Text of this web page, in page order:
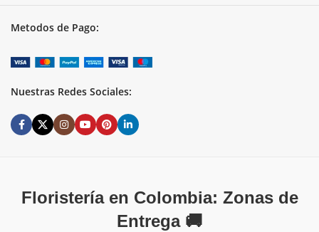
Metodos de Pago:
Nuestras Redes Sociales:
Floristería en Colombia: Zonas de
Entrega 🚚